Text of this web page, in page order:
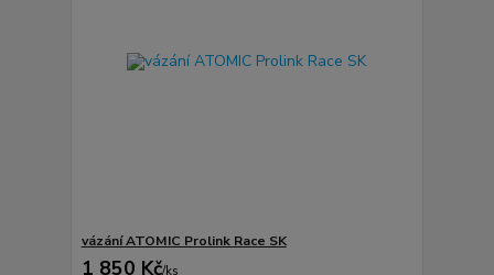
vázání ATOMIC Prolink Race SK
1 850 Kč/ks